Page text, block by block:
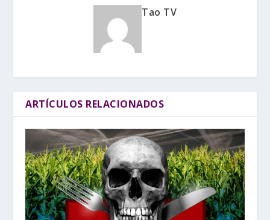
Tao TV
ARTÍCULOS RELACIONADOS